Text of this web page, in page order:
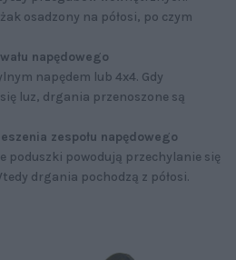
osadzony na półosi, po czym
napędowego
napędem lub 4x4. Gdy
luz, drgania przenoszone są
zespołu napędowego
poduszki powodują przechylanie się
drgania pochodzą z półosi.